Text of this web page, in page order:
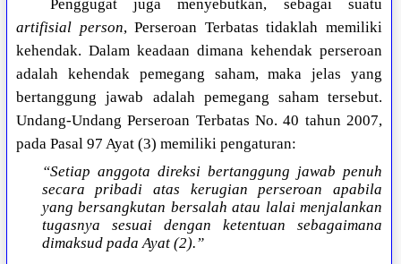
Penggugat juga menyebutkan, sebagai suatu
artifisial person, Perseroan Terbatas tidaklah memiliki
kehendak. Dalam keadaan dimana kehendak perseroan
adalah kehendak pemegang saham, maka jelas yang
bertanggung jawab adalah pemegang saham tersebut.
Undang-Undang Perseroan Terbatas No. 40 tahun 2007,
pada Pasal 97 Ayat (3) memiliki pengaturan:
“Setiap anggota direksi bertanggung jawab penuh
secara pribadi atas kerugian perseroan apabila
yang bersangkutan bersalah atau lalai menjalankan
tugasnya sesuai dengan ketentuan sebagaimana
dimaksud pada Ayat (2).”